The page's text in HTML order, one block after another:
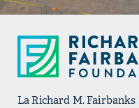
La Richard M.